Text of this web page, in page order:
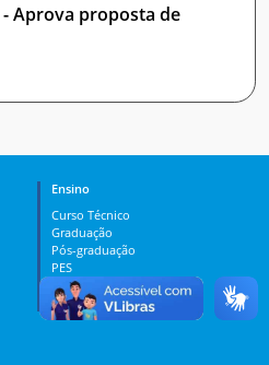
- Aprova proposta de
Ensino
Curso Técnico
Graduação
Pós-graduação
PES
MOOC
Dúvidas